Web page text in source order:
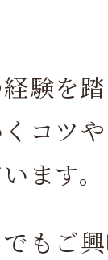
験を
コツ
ます。
もご